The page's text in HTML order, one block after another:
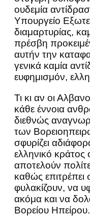
ουδεμία
Υπουργείο
διαμαρτυρίας,
πρέσβη
αυτήν την
γενικά καμία
ευφημισμόν,
Τι κι αν οι
κάθε έννοια
διεθνώς
των
σφυρίζει
ελληνικό κράτος
αποτελούν
καθώς
φυλακίζουν, να
ακόμα και να
Βορείου Ηπείρου.